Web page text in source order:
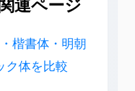
楷書体・明朝
ク体を比較